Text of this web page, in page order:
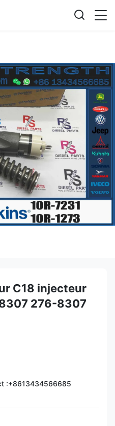
C18 injecteur
276-8307
:+8613434566685